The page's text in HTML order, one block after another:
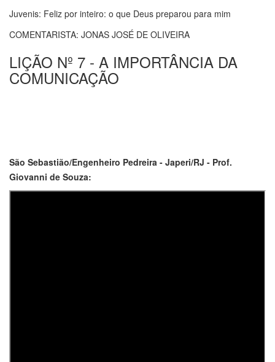
Juvenis: Feliz por inteiro: o que Deus preparou para mim
COMENTARISTA: JONAS JOSÉ DE OLIVEIRA
LIÇÃO Nº 7 - A IMPORTÂNCIA DA
COMUNICAÇÃO
São Sebastião/Engenheiro Pedreira - Japeri/RJ - Prof.
Giovanni de Souza: